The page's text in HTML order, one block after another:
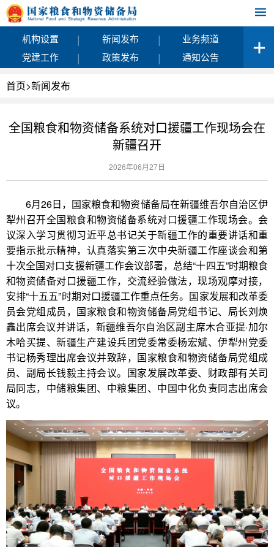
机构设置 | 新闻发布 |
业务频道
党建工作
| 政策发布 | 通知公告
首页>新闻发布
全国粮食和物资储备系统对口援疆工作现场会在
新疆召开
2026年06月27日
6月26日，国家粮食和物资储备局在新疆维吾尔自治区伊
犁州召开全国粮食和物资储备系统对口援疆工作现场会。会
议深入学习贯彻习近平总书记关于新疆工作的重要讲话和重
要指示批示精神，认真落实第三次中央新疆工作座谈会和第
十次全国对口支援新疆工作会议部署，总结“十四五”时期粮食
和物资储备对口援疆工作，交流经验做法，现场观摩对接，
安排“十五五”时期对口援疆工作重点任务。国家发展和改革委
员会党组成员，国家粮食和物资储备局党组书记、局长刘焕
鑫出席会议并讲话，新疆维吾尔自治区副主席木合亚提·加尔
木哈买提、新疆生产建设兵团党委常委杨宏斌、伊犁州党委
书记杨秀理出席会议并致辞，国家粮食和物资储备局党组成
员、副局长钱毅主持会议。国家发展改革委、财政部有关司
局同志，中储粮集团、中粮集团、中国中化负责同志出席会
议。